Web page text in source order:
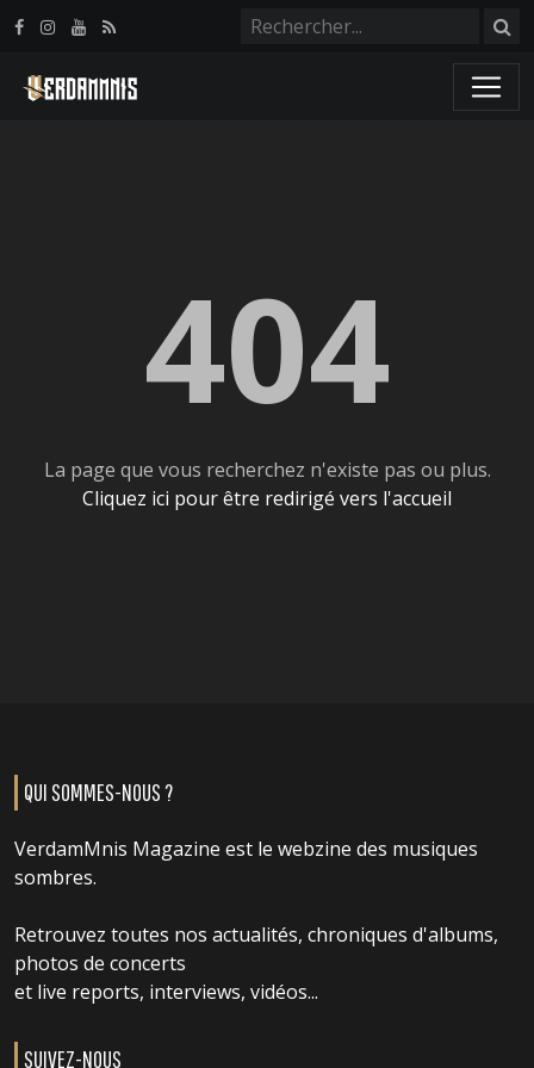
404
La page que vous recherchez n'existe pas ou plus.
Cliquez ici pour être redirigé vers l'accueil
QUI SOMMES-NOUS ?
VerdamMnis Magazine est le webzine des musiques
sombres.
Retrouvez toutes nos actualités, chroniques d'albums,
photos de concerts
et live reports, interviews, vidéos...
SUIVEZ-NOUS
Panneau de gestion des cookies